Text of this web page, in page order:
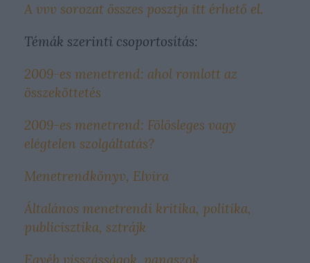
A vvv sorozat összes posztja itt érhető el.
Témák szerinti csoportosítás:
2009-es menetrend: ahol romlott az
összeköttetés
2009-es menetrend: Fölösleges vagy
elégtelen szolgáltatás?
Menetrendkönyv, Elvira
Általános menetrendi kritika, politika,
publicisztika, sztrájk